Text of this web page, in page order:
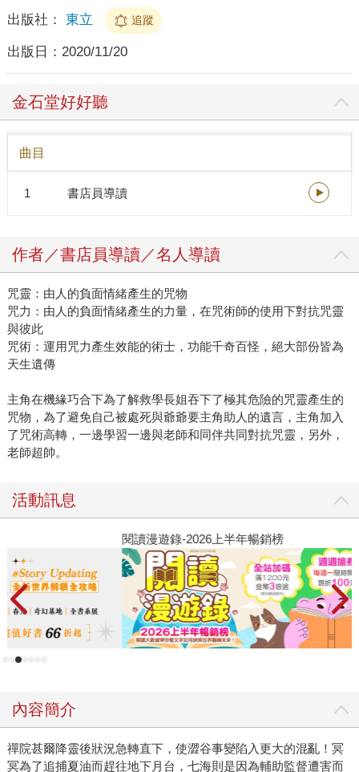
出版社： 東立 追蹤
出版日： 2020/11/20
金石堂好好聽
曲目
1 書店員導讀
作者／書店員導讀／名人導讀
咒靈：由人的負面情緒產生的咒物
咒力：由人的負面情緒產生的力量，在咒術師的使用下對抗咒靈
與彼此
咒術：運用咒力產生效能的術士，功能千奇百怪，絕大部份皆為
天生遺傳
主角在機緣巧合下為了解救學長姐吞下了極其危險的咒靈產生的
咒物，為了避免自己被處死與爺爺要主角助人的遺言，主角加入
了咒術高轉，一邊學習一邊與老師和同伴共同對抗咒靈，另外，
老師超帥。
活動訊息
閱讀漫遊錄-2026上半年暢銷榜
內容簡介
禪院甚爾降靈後狀況急轉直下，使澀谷事變陷入更大的混亂！冥
冥為了追捕夏油而趕往地下月台，七海則是因為輔助監督遭害而